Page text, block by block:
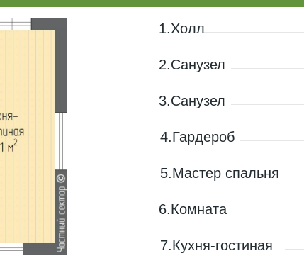
1.Холл
2.Санузел
3.Санузел
4.Гардероб
5.Мастер спальня
6.Комната
7.Кухня-гостиная